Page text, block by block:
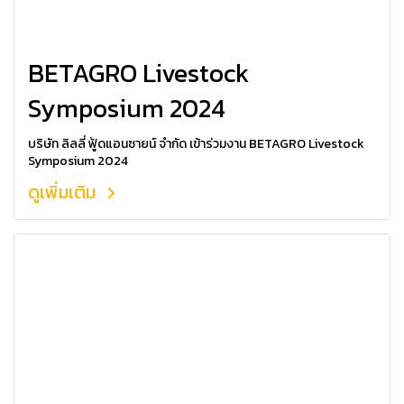
BETAGRO Livestock
Symposium 2024
บริษัท ลิลลี่ ฟู้ดแอนซายน์ จำกัด เข้าร่วมงาน BETAGRO Livestock
Symposium 2024
ดูเพิ่มเติม